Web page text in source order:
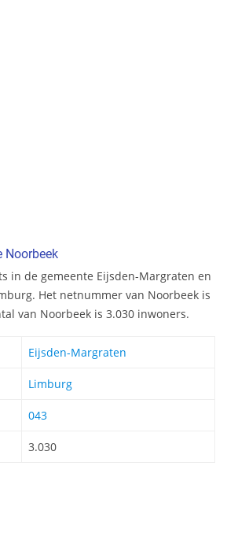
Noorbeek
in de gemeente Eijsden-Margraten en
Het netnummer van Noorbeek is
van Noorbeek is 3.030 inwoners.
Eijsden-Margraten
Limburg
043
3.030